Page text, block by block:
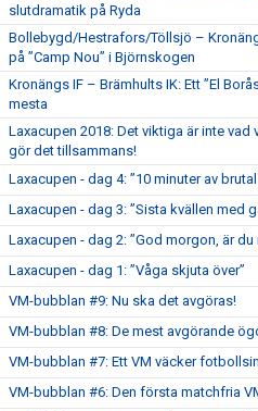
slutdramatik på Ryda
Bollebygd/Hestrafors/Töllsjö –
på ”Camp Nou” i Björnskogen
Kronängs IF – Brämhults IK: Ett ”El
mesta
Laxacupen 2018: Det viktiga är inte vad
gör det tillsammans!
Laxacupen - dag 4: ”10 minuter av
Laxacupen - dag 3: ”Sista kvällen med
Laxacupen - dag 2: ”God morgon, är du
Laxacupen - dag 1: ”Våga skjuta över”
VM-bubblan #9: Nu ska det avgöras!
VM-bubblan #8: De mest avgörande
VM-bubblan #7: Ett VM väcker
VM-bubblan #6: Den första matchfria